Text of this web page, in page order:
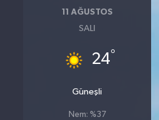
11 AĞUSTOS
SALI
24°
Güneşli
Nem: %37